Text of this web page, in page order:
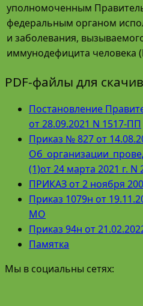
уполномоченным
федеральным органом
и заболевания,
иммунодефицита человека
PDF-файлы для
Постановление
от28.09.2021 N 1517-ПП
Приказ № 827 от
(1)от 24 марта 2021 г. N
ПРИКАЗ от 2 ноября
Приказ 1079н от
МО
Приказ 94н от
Памятка
Мы в социальны сетях: